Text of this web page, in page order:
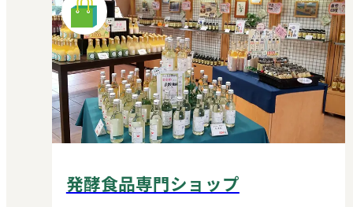
発酵食品専門ショップ